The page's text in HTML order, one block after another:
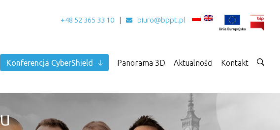
+48 52 365 33 10 biuro@bppt.pl
Konferencja CyberShield Panorama 3D Aktualności Kontakt